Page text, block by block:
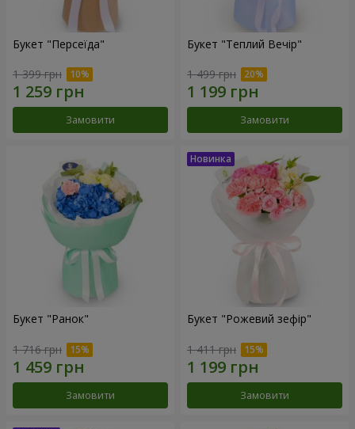
Букет "Персеїда"
1 399 грн
Замовити
Букет "Теплий Вечір"
1 499 грн
Замовити
Букет "Ранок"
1 716 грн
Замовити
Букет "Рожевий зефір"
1 411 грн
Замовити